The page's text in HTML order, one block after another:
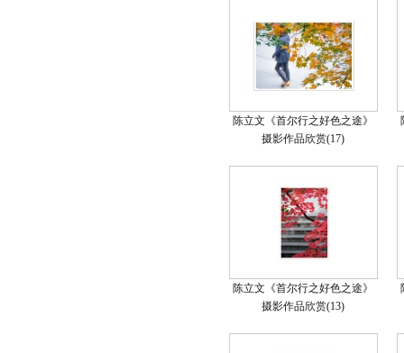
陈立文《首尔行之好色之途》
摄影作品欣赏(17)
陈立文《首尔行之好色之途》
摄影作品欣赏(13)